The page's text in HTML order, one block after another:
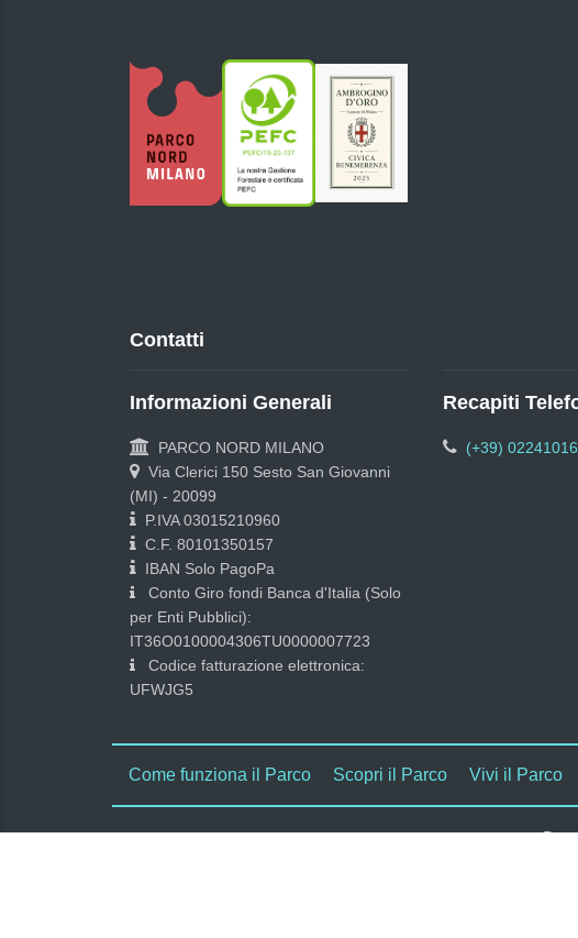
Contatti
Informazioni Generali
PARCO NORD MILANO
Via Clerici 150 Sesto San Giovanni
(MI) - 20099
P.IVA 03015210960
C.F. 80101350157
IBAN Solo PagoPa
Conto Giro fondi Banca d'Italia (Solo
per Enti Pubblici):
IT36O0100004306TU0000007723
Codice fatturazione elettronica:
UFWJG5
Recapiti
(+39)
Come funziona il Parco Scopri il Parco Vivi il Parco